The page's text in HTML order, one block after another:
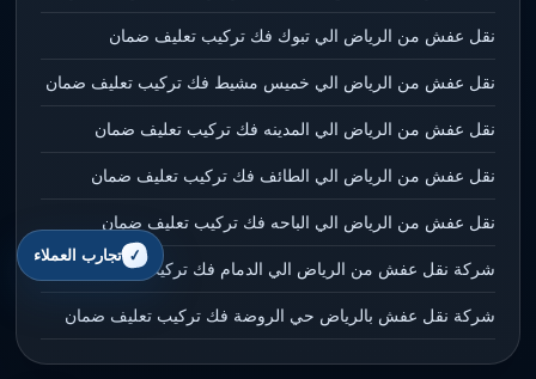
نقل عفش من الرياض الي تبوك فك تركيب تعليف ضمان
نقل عفش من الرياض الي خميس مشيط فك تركيب تعليف ضمان
نقل عفش من الرياض الي المدينه فك تركيب تعليف ضمان
نقل عفش من الرياض الي الطائف فك تركيب تعليف ضمان
نقل عفش من الرياض الي الباحه فك تركيب تعليف ضمان
شركة نقل عفش من الرياض الي الدمام فك تركيب تعليف ضمان
شركة نقل عفش بالرياض حي الروضة فك تركيب تعليف ضمان
تجارب العملاء